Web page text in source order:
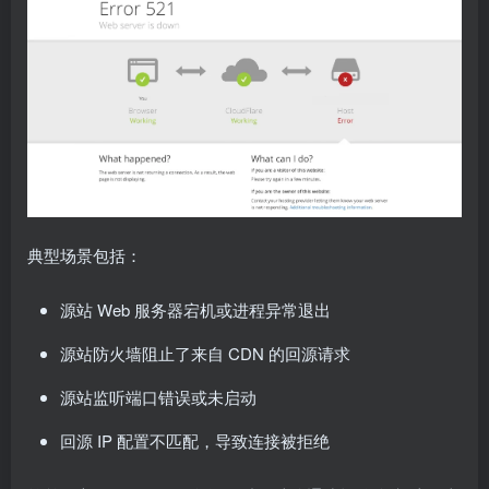
典型场景包括：
源站 Web 服务器宕机或进程异常退出
源站防火墙阻止了来自 CDN 的回源请求
源站监听端口错误或未启动
回源 IP 配置不匹配，导致连接被拒绝